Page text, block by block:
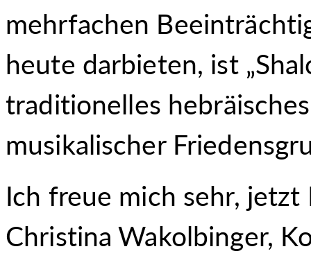
mehrfachen
heute darbieten, ist
traditionelles
musikalischer
Ich freue mich sehr, jetzt
Christina Wakolbinger,